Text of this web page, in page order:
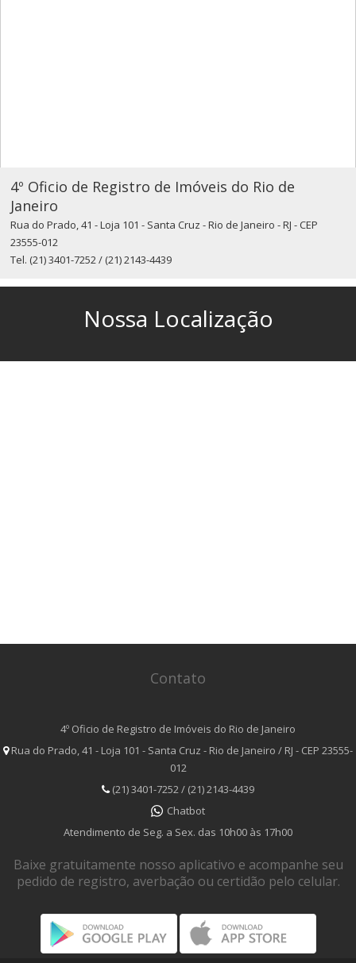
4º Oficio de Registro de Imóveis do Rio de
Janeiro
Rua do Prado, 41 - Loja 101 - Santa Cruz - Rio de Janeiro - RJ - CEP
23555-012
Tel. (21) 3401-7252 / (21) 2143-4439
Nossa Localização
Contato
4º Oficio de Registro de Imóveis do Rio de Janeiro
Rua do Prado, 41 - Loja 101 - Santa Cruz - Rio de Janeiro / RJ - CEP 23555-
012
(21) 3401-7252 / (21) 2143-4439
Chatbot
Atendimento de Seg. a Sex. das 10h00 às 17h00
Baixe gratuitamente nosso aplicativo e acompanhe seu
pedido de registro, averbação ou certidão pelo celular.